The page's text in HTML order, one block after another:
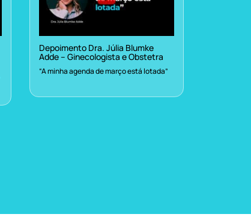
Depoimento Dra. Júlia Blumke
Adde – Ginecologista e Obstetra
“A minha agenda de março está lotada”